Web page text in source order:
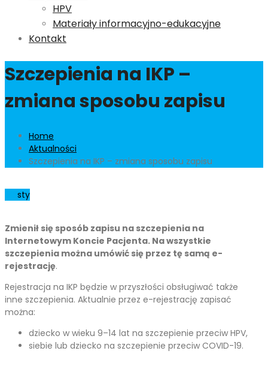
HPV
Materiały informacyjno-edukacyjne
Kontakt
Szczepienia na IKP –
zmiana sposobu zapisu
Home
Aktualności
Szczepienia na IKP – zmiana sposobu zapisu
sty
Zmienił się sposób zapisu na szczepienia na
Internetowym Koncie Pacjenta. Na wszystkie
szczepienia można umówić się przez tę samą e-
rejestrację.
Rejestracja na IKP będzie w przyszłości obsługiwać także
inne szczepienia. Aktualnie przez e-rejestrację zapisać
można:
dziecko w wieku 9–14 lat na szczepienie przeciw HPV,
siebie lub dziecko na szczepienie przeciw COVID-19.